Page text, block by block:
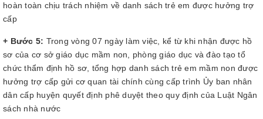
hoàn toàn chịu trách nhiệm về danh sách trẻ em được hưởng trợ
cấp
+ Bước 5: Trong vòng 07 ngày làm việc, kể từ khi nhận được hồ
sơ của cơ sở giáo dục mầm non, phòng giáo dục và đào tạo tổ
chức thẩm định hồ sơ, tổng hợp danh sách trẻ em mầm non được
hưởng trợ cấp gửi cơ quan tài chính cùng cấp trình Ủy ban nhân
dân cấp huyện quyết định phê duyệt theo quy định của Luật Ngân
sách nhà nước